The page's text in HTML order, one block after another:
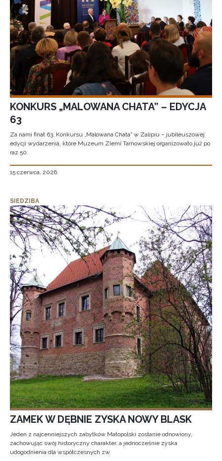
KONKURS „MALOWANA CHATA” – EDYCJA
63
Za nami finał 63. Konkursu „Malowana Chata” w Zalipiu – jubileuszowej
edycji wydarzenia, które Muzeum Ziemi Tarnowskiej organizowało już po
raz 50.
15 czerwca, 2026
SIEDZIBA
ZAMEK W DĘBNIE ZYSKA NOWY BLASK
Jeden z najcenniejszych zabytków Małopolski zostanie odnowiony,
zachowując swój historyczny charakter, a jednocześnie zyska
udogodnienia dla współczesnych zw